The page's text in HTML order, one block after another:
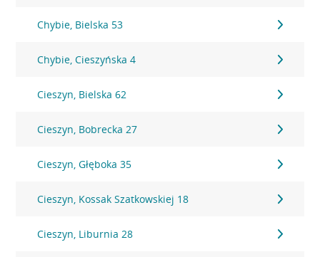
Chybie, Bielska 53
Chybie, Cieszyńska 4
Cieszyn, Bielska 62
Cieszyn, Bobrecka 27
Cieszyn, Głęboka 35
Cieszyn, Kossak Szatkowskiej 18
Cieszyn, Liburnia 28